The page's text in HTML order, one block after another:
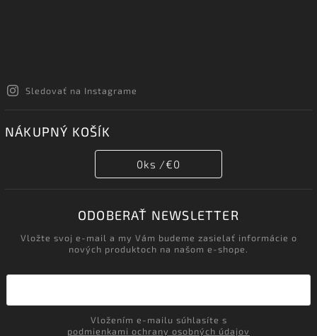
Sledovať na Instagrame
NÁKUPNÝ KOŠÍK
0ks /€0
ODOBERAŤ NEWSLETTER
Vložte svoj e-mail a my Vám budeme zasielať informácie o
nových produktoch na našom e-shope.
podmienkami ochrany osobných údajov